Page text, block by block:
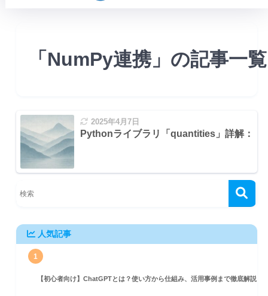
「NumPy連携」の記事一覧
2025年4月7日
Pythonライブラリ「quantities」詳解：物
人気記事
1
【初心者向け】ChatGPTとは？使い方から仕組み、活用事例まで徹底解説